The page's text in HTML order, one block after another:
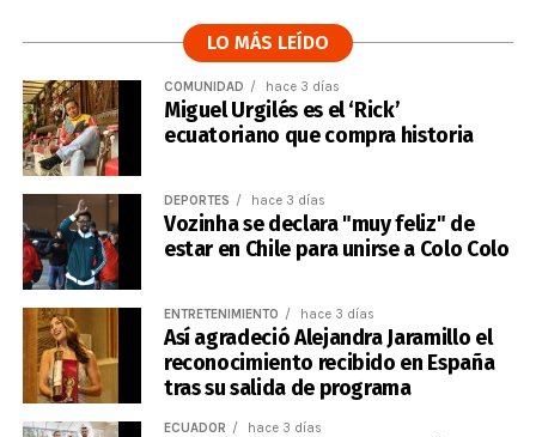
LO MÁS LEÍDO
COMUNIDAD hace 3 días
Miguel Urgilés es el ‘Rick’
ecuatoriano que compra historia
DEPORTES hace 3 días
Vozinha se declara "muy feliz" de
estar en Chile para unirse a Colo Colo
ENTRETENIMIENTO hace 3 días
Así agradeció Alejandra Jaramillo el
reconocimiento recibido en España
tras su salida de programa
ECUADOR hace 3 días